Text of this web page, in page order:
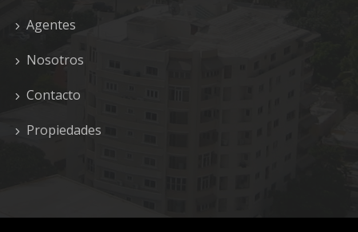
Agentes
Nosotros
Contacto
Propiedades